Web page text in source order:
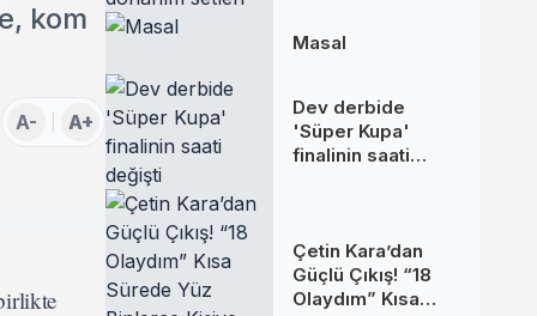
kom
A- A+
Masal
Dev derbide
'Süper Kupa'
finalinin saati
Çetin Kara’dan
Güçlü Çıkış! “18
Olaydım” Kısa